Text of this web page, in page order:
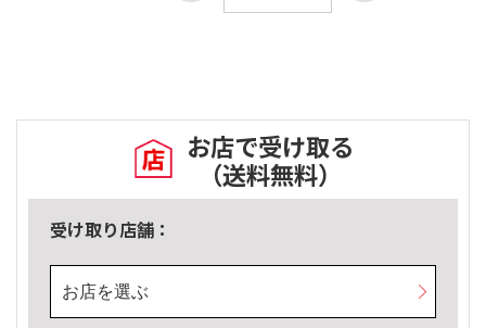
お店で受け取る
（送料無料）
受け取り店舗：
お店を選ぶ